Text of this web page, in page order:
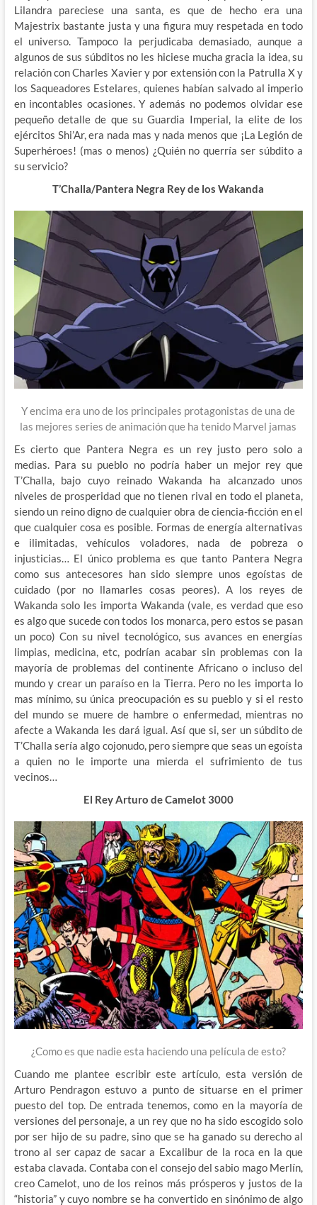
Lilandra pareciese una santa, es que de hecho era una
Majestrix bastante justa y una figura muy respetada en todo
el universo. Tampoco la perjudicaba demasiado, aunque a
algunos de sus súbditos no les hiciese mucha gracia la idea, su
relación con Charles Xavier y por extensión con la Patrulla X y
los Saqueadores Estelares, quienes habían salvado al imperio
en incontables ocasiones. Y además no podemos olvidar ese
pequeño detalle de que su Guardia Imperial, la elite de los
ejércitos Shi’Ar, era nada mas y nada menos que ¡La Legión de
Superhéroes! (mas o menos) ¿Quién no querría ser súbdito a
su servicio?
T’Challa/Pantera Negra Rey de los Wakanda
Y encima era uno de los principales protagonistas de una de
las mejores series de animación que ha tenido Marvel jamas
Es cierto que Pantera Negra es un rey justo pero solo a
medias. Para su pueblo no podría haber un mejor rey que
T’Challa, bajo cuyo reinado Wakanda ha alcanzado unos
niveles de prosperidad que no tienen rival en todo el planeta,
siendo un reino digno de cualquier obra de ciencia-ficción en el
que cualquier cosa es posible. Formas de energía alternativas
e ilimitadas, vehículos voladores, nada de pobreza o
injusticias… El único problema es que tanto Pantera Negra
como sus antecesores han sido siempre unos egoístas de
cuidado (por no llamarles cosas peores). A los reyes de
Wakanda solo les importa Wakanda (vale, es verdad que eso
es algo que sucede con todos los monarca, pero estos se pasan
un poco) Con su nivel tecnológico, sus avances en energías
limpias, medicina, etc, podrían acabar sin problemas con la
mayoría de problemas del continente Africano o incluso del
mundo y crear un paraíso en la Tierra. Pero no les importa lo
mas mínimo, su única preocupación es su pueblo y si el resto
del mundo se muere de hambre o enfermedad, mientras no
afecte a Wakanda les dará igual. Así que si, ser un súbdito de
T’Challa sería algo cojonudo, pero siempre que seas un egoísta
a quien no le importe una mierda el sufrimiento de tus
vecinos…
El Rey Arturo de Camelot 3000
¿Como es que nadie esta haciendo una película de esto?
Cuando me plantee escribir este artículo, esta versión de
Arturo Pendragon estuvo a punto de situarse en el primer
puesto del top. De entrada tenemos, como en la mayoría de
versiones del personaje, a un rey que no ha sido escogido solo
por ser hijo de su padre, sino que se ha ganado su derecho al
trono al ser capaz de sacar a Excalibur de la roca en la que
estaba clavada. Contaba con el consejo del sabio mago Merlín,
creo Camelot, uno de los reinos más prósperos y justos de la
“historia” y cuyo nombre se ha convertido en sinónimo de algo